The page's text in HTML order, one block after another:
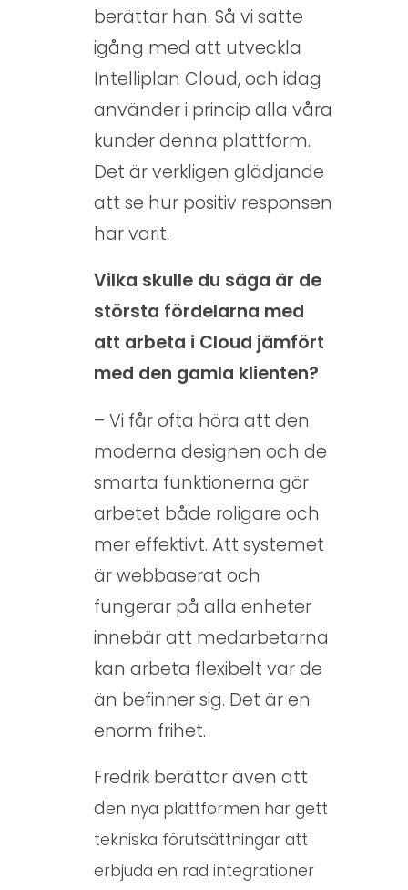
d
e
n
u
n
e
p
a
n
C
o
u
d
berättar han. Så vi satte
igång med att utveckla
Intelliplan Cloud, och idag
använder i princip alla våra
kunder denna plattform.
Det är verkligen glädjande
att se hur positiv responsen
har varit.
Vilka skulle du säga är de
största fördelarna med
att arbeta i Cloud jämfört
med den gamla klienten?
– Vi får ofta höra att den
moderna designen och de
smarta funktionerna gör
arbetet både roligare och
mer effektivt. Att systemet
är webbaserat och
fungerar på alla enheter
innebär att medarbetarna
kan arbeta flexibelt var de
än befinner sig. Det är en
enorm frihet.
Fredrik berättar även att
den nya plattformen har gett
tekniska förutsättningar att
erbjuda en rad integrationer